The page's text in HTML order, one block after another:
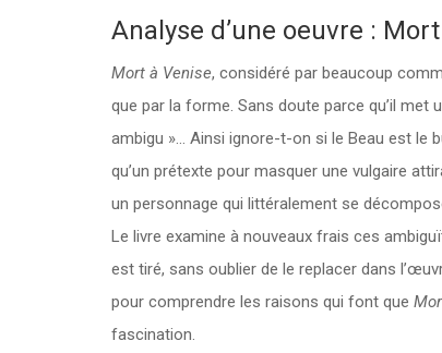
Analyse d’une oeuvre :
Mort à Venise, considéré par beaucoup
que par la forme. Sans doute parce qu’il met
ambigu »… Ainsi ignore-t-on si le Beau est le
qu’un prétexte pour masquer une vulgaire
un personnage qui littéralement se
Le livre examine à nouveaux frais ces
est tiré, sans oublier de le replacer dans
pour comprendre les raisons qui font que
fascination.